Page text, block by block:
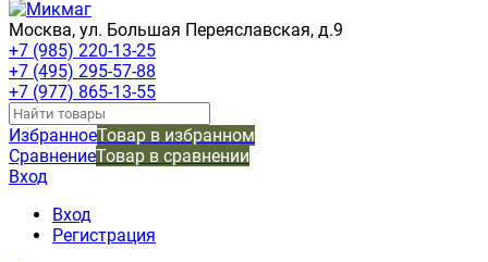
Москва, ул. Большая Переяславская, д.9
+7 (985) 220-13-25
+7 (495) 295-57-88
+7 (977) 865-13-55
ИзбранноеТовар в избранном
СравнениеТовар в сравнении
Вход
Вход
Регистрация